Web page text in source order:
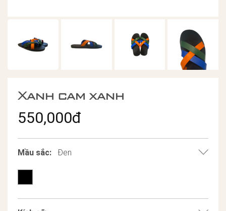
Xanh cam xanh
550,000đ
Mầu sắc: Đen